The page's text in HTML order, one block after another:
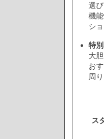
選
機
シ
特
大
お
周
ス